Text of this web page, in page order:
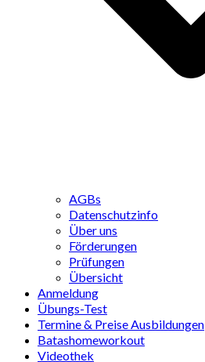
AGBs
Datenschutzinfo
Über uns
Förderungen
Prüfungen
Übersicht
Anmeldung
Übungs-Test
Termine & Preise Ausbildungen
Batashomeworkout
Videothek